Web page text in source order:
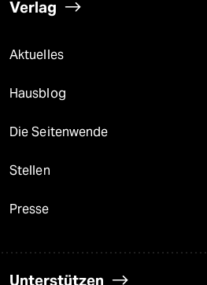
Verlag
Aktuelles
Hausblog
Die Seitenwende
Stellen
Presse
Unterstützen